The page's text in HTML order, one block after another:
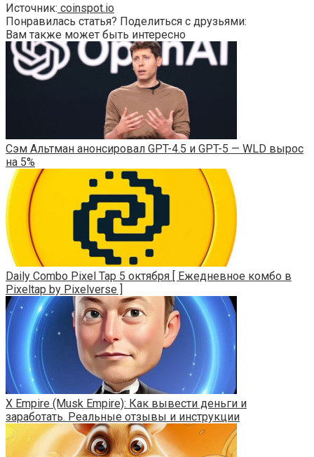
Источник: coinspot.io
Понравилась статья? Поделиться с друзьями:
Вам также может быть интересно
Сэм Альтман анонсировал GPT-4.5 и GPT-5 — WLD вырос
на 5%
Daily Combo Pixel Tap 5 октября [ Ежедневное комбо в
Pixeltap by Pixelverse ]
X Empire (Musk Empire): Как вывести деньги и
заработать. Реальные отзывы и инструкции